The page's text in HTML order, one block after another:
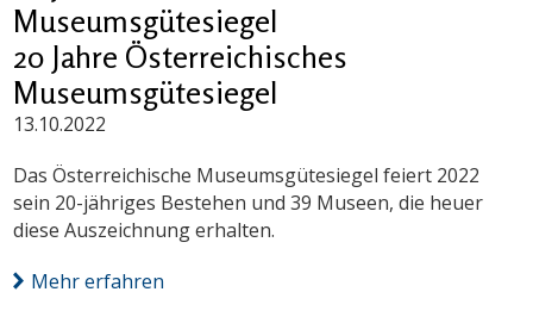
Museumsgütesiegel
20 Jahre Österreichisches
Museumsgütesiegel
13.10.2022
Das Österreichische Museumsgütesiegel feiert 2022
sein 20-jähriges Bestehen und 39 Museen, die heuer
diese Auszeichnung erhalten.
Mehr erfahren